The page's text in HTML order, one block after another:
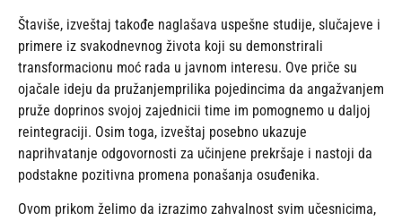
Štaviše, izveštaj takođe naglašava uspešne studije, slučajeve i
primere iz svakodnevnog života koji su demonstrirali
transformacionu moć rada u javnom interesu. Ove priče su
ojačale ideju da pružanjemprilika pojedincima da angažvanjem
pruže doprinos svojoj zajednicii time im pomognemo u daljoj
reintegraciji. Osim toga, izveštaj posebno ukazuje
naprihvatanje odgovornosti za učinjene prekršaje i nastoji da
podstakne pozitivna promena ponašanja osuđenika.
Ovom prikom želimo da izrazimo zahvalnost svim učesnicima,